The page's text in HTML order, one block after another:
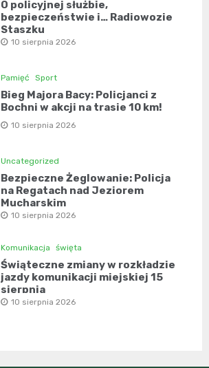
O policyjnej służbie,
bezpieczeństwie i… Radiowozie
Staszku
10 sierpnia 2026
Pamięć Sport
Bieg Majora Bacy: Policjanci z
Bochni w akcji na trasie 10 km!
10 sierpnia 2026
Uncategorized
Bezpieczne Żeglowanie: Policja
na Regatach nad Jeziorem
Mucharskim
10 sierpnia 2026
Komunikacja święta
Świąteczne zmiany w rozkładzie
jazdy komunikacji miejskiej 15
sierpnia
10 sierpnia 2026